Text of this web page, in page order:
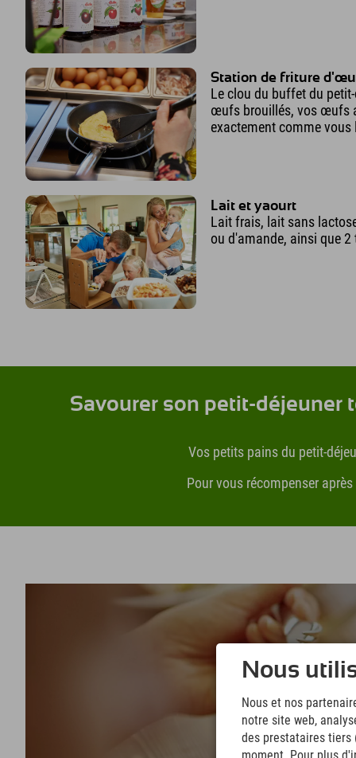
Station de friture
Le clou du buffet du
œufs brouillés, vos œufs
exactement comme vous
Lait et yaourt
Lait frais, lait sans
ou d'amande, ainsi que 2
Savourer son petit-déjeuner
Vos petits pains du petit-
Pour vous récompenser
Nous
Nous et nos
notre site web,
des prestataires tiers